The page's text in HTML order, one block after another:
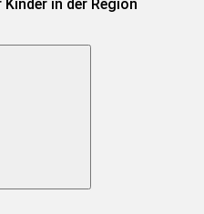
in der Region